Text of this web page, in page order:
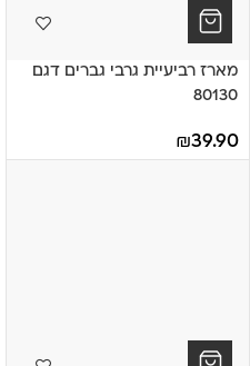
מארז רביעיית גרבי גברים דגם
80130
39.90
₪